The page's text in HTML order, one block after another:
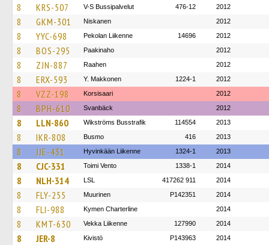
8 KRS-507 V-S Bussipalvelut 476-12 2012
8 GKM-301 Niskanen 2012
8 YYC-698 Pekolan Liikenne 14696 2012
8 BOS-295 Paakinaho 2012
8 ZJN-887 Raahen 2012
8 ERX-593 Y. Makkonen 1224-1 2012
8 VZZ-198 Korsisaari 2012
8 BPH-610 Svanbäck 2012
8 LLN-860 Wikströms Busstrafik 114554 2013
8 IKR-808 Busmo 416 2013
8 JJE-431 Hyvinkään Liikenne 1324-1 2013
8 CJC-331 Toimi Vento 1338-1 2014
8 NLH-314 LSL 417262 911 2014
8 FLY-255 Muurinen P142351 2014
8 FLI-988 Kymen Charterline 2014
8 KMT-630 Vekka Liikenne 127990 2014
8 JER-8 Kivistö P143963 2014